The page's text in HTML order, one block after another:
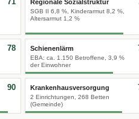
Regionale Sozialstruktur
SGB II 6,8 %, Kinderarmut 8,2 %,
Altersarmut 1,2 %
78 Schienenlärm
EBA: ca. 1.150 Betroffene, 3,9 %
der Einwohner
90 Krankenhausversorgung
2 Einrichtungen, 268 Betten
(Gemeinde)